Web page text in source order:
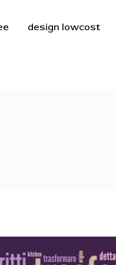
design lowcost